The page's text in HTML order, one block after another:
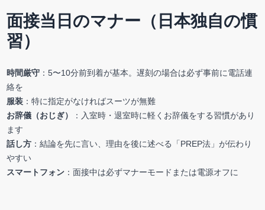
面接当日のマナー（日本独自の慣
習）
時間厳守：5〜10分前到着が基本。遅刻の場合は必ず事前に電話連
絡を
服装：特に指定がなければスーツが無難
お辞儀（おじぎ）
：入室時・退室時に軽くお辞儀をする習慣があり
ます
話し方：結論を先に言い、理由を後に述べる「PREP法」が伝わり
やすい
スマートフォン：面接中は必ずマナーモードまたは電源オフに